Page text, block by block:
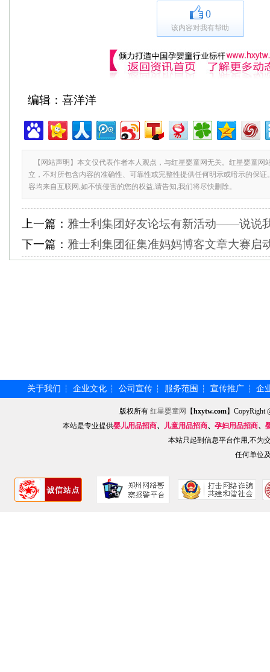
0
该内容对我有帮助
编辑：喜洋洋
【网站声明】本文仅代表作者本人观点，与红星婴童网无关。红星婴童网
立，不对所包含内容的准确性、可靠性或完整性提供任何明示或暗示的保
容均来自互联网,如不慎侵害的您的权益,请告知,我们将尽快删除。
上一篇： 雅士利集团好友论坛有新活动——说说
下一篇： 雅士利集团征集准妈妈博客文章大赛启
关于我们 ┆ 企业文化 ┆ 公司宣传 ┆ 服务范围 ┆ 宣传推广 ┆ 企
版权所有红星婴童网 【hxytw.com】CopyRight
本站是专业提供婴儿用品招商、 儿童用品招商、 孕妇用品招商、
本站只起到信息平台作用,不为
任何单位